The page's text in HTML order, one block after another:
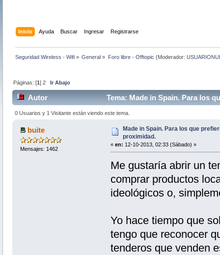
Inicio Ayuda Buscar Ingresar Registrarse
Seguridad Wireless - Wifi » General » Foro libre - Offtopic (Moderador:
Páginas: [1]2 Ir Abajo
Autor Tema: Made in Spain. Para los
0 Usuarios y 1 Visitante están viendo este tema.
buite
Mensajes: 1462
Made in Spain. Para los que
proximidad.
« en: 12-10-2013, 02:33 (Sábado) »
Me gustaría abrir un
comprar productos
ideológicos o,
Yo hace tiempo que
tengo que reconocer
tenderos que venden